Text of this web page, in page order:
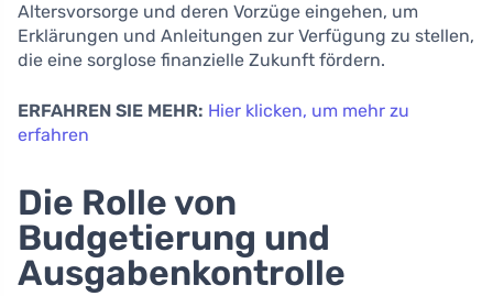
Altersvorsorge und deren Vorzüge eingehen, um
Erklärungen und Anleitungen zur Verfügung zu stellen,
die eine sorglose finanzielle Zukunft fördern.
ERFAHREN SIE MEHR: Hier klicken, um mehr zu
erfahren
Die Rolle von
Budgetierung und
Ausgabenkontrolle